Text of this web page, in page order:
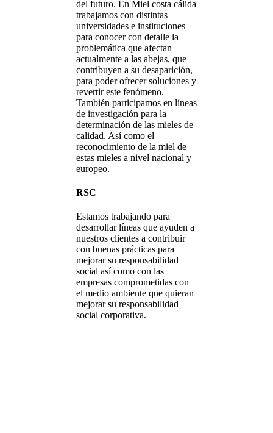
del futuro. En Miel costa cálida
trabajamos con distintas
universidades e instituciones
para conocer con detalle la
problemática que afectan
actualmente a las abejas, que
contribuyen a su desaparición,
para poder ofrecer soluciones y
revertir este fenómeno.
También participamos en líneas
de investigación para la
determinación de las mieles de
calidad. Así como el
reconocimiento de la miel de
estas mieles a nivel nacional y
europeo.
RSC
Estamos trabajando para
desarrollar líneas que ayuden a
nuestros clientes a contribuir
con buenas prácticas para
mejorar su responsabilidad
social así como con las
empresas comprometidas con
el medio ambiente que quieran
mejorar su responsabilidad
social corporativa.